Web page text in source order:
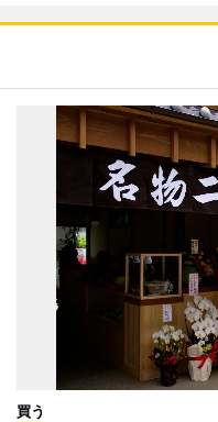
買う